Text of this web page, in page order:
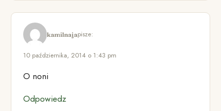
kamilnajapisze:
10 października, 2014 o 1:43 pm
O noni
Odpowiedz